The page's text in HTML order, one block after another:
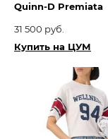
Quinn-D Premiata
31 500 руб.
Купить на ЦУМ